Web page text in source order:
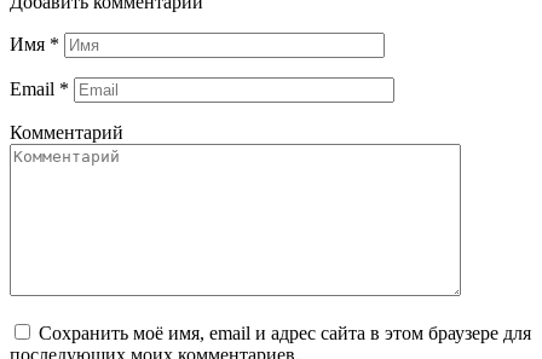
Имя *
Email *
Комментарий
Сохранить моё имя, email и адрес сайта в этом браузере для